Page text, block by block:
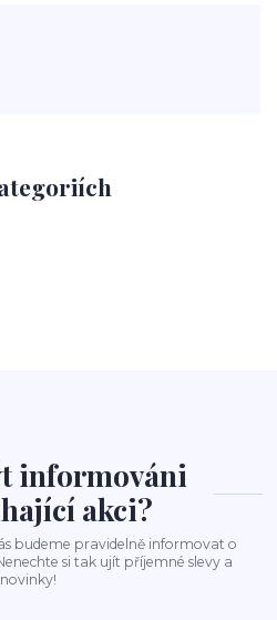
informováni
akci?
budeme pravidelně informovat o
si tak ujít příjemné slevy a
novinky!